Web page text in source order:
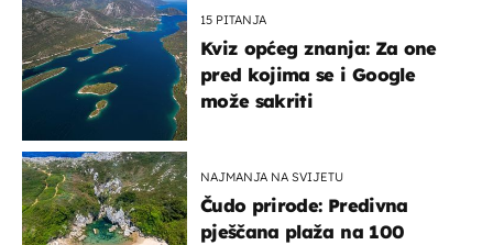
15 PITANJA
Kviz općeg znanja: Za one
pred kojima se i Google
može sakriti
NAJMANJA NA SVIJETU
Čudo prirode: Predivna
pješčana plaža na 100